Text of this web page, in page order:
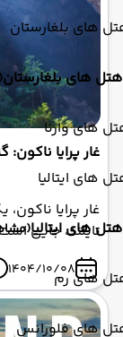
های بلغارستان
هتل های بلغارستان
های وارنا
های ایتالیا
هتل های ایتالیا
های رم
های فلورانس
غار پرایا
غار پرایا
تایلند، جایی
صحنه‌ای رویایی
که نور خورشید
همان چیزی است
1404/10/08